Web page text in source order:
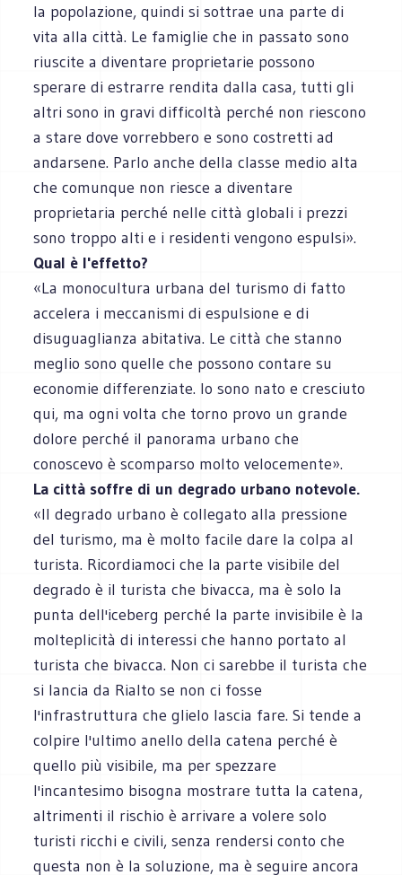
la popolazione, quindi si sottrae una parte di
vita alla città. Le famiglie che in passato sono
riuscite a diventare proprietarie possono
sperare di estrarre rendita dalla casa, tutti gli
altri sono in gravi difficoltà perché non riescono
a stare dove vorrebbero e sono costretti ad
andarsene. Parlo anche della classe medio alta
che comunque non riesce a diventare
proprietaria perché nelle città globali i prezzi
sono troppo alti e i residenti vengono espulsi».
Qual è l'effetto?
«La monocultura urbana del turismo di fatto
accelera i meccanismi di espulsione e di
disuguaglianza abitativa. Le città che stanno
meglio sono quelle che possono contare su
economie differenziate. Io sono nato e cresciuto
qui, ma ogni volta che torno provo un grande
dolore perché il panorama urbano che
conoscevo è scomparso molto velocemente».
La città soffre di un degrado urbano notevole.
«Il degrado urbano è collegato alla pressione
del turismo, ma è molto facile dare la colpa al
turista. Ricordiamoci che la parte visibile del
degrado è il turista che bivacca, ma è solo la
punta dell'iceberg perché la parte invisibile è la
molteplicità di interessi che hanno portato al
turista che bivacca. Non ci sarebbe il turista che
si lancia da Rialto se non ci fosse
l'infrastruttura che glielo lascia fare. Si tende a
colpire l'ultimo anello della catena perché è
quello più visibile, ma per spezzare
l'incantesimo bisogna mostrare tutta la catena,
altrimenti il rischio è arrivare a volere solo
turisti ricchi e civili, senza rendersi conto che
questa non è la soluzione, ma è seguire ancora